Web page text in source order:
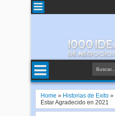
Home » Historias de Exito »
Estar Agradecido en 2021